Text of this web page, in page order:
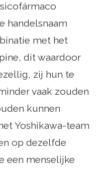
handelsnaam
met het
dit waardoor
zij hun te
vaak zouden
kunnen
Yoshikawa-team
op dezelfde
een menselijke